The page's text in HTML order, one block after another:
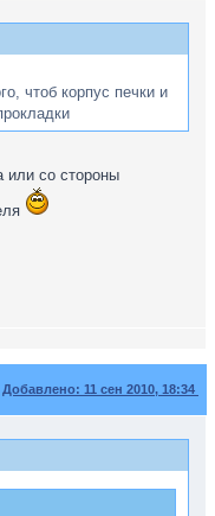
чтоб корпус печки и
или со стороны
Добавлено: 11 сен 2010, 18:34